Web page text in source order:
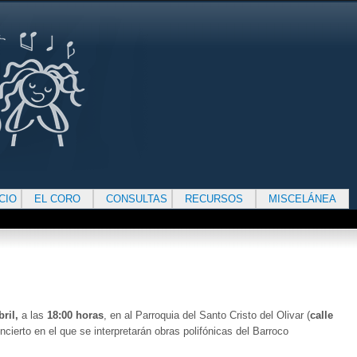
a las 18:00 horas, en al Parroquia del Santo Cristo del Olivar (calle
en el que se interpretarán obras polifónicas del Barroco
EL CORO CONSULTAS RECURSOS MISCELÁNEA